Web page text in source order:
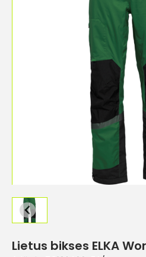
Lietus bikses ELKA